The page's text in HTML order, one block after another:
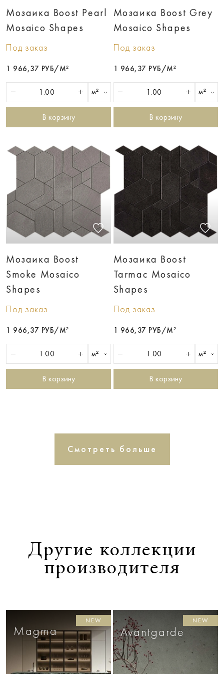
Мозаика Boost Pearl
Mosaico Shapes
Под заказ
1 966,37 РУБ/М²
м²
В корзину
Мозаика Boost Grey
Mosaico Shapes
Под заказ
1 966,37 РУБ/М²
м²
В корзину
Мозаика Boost
Smoke Mosaico
Shapes
Под заказ
1 966,37 РУБ/М²
м²
В корзину
Мозаика Boost
Tarmac Mosaico
Shapes
Под заказ
1 966,37 РУБ/М²
м²
В корзину
Смотреть больше
Другие коллекции
производителя
Magma
NEW
Avantgarde
NEW